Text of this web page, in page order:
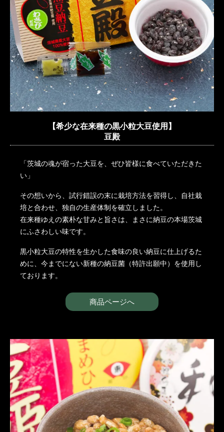
【希少な在来種の黒小粒大豆使用】
豆殿
「茨城の魂が宿った大豆を、ぜひ皆様に食べていただきた
い」
その想いから、試行錯誤の末に栽培方法を習得し、自社栽
培と合わせ、独自の生産体制を確立しました。
在来種ゆえの素朴な甘みと旨さは、まさに納豆の本場茨城
にふさわしい味です。
黒小粒大豆の特性を生かした食味の良い納豆に仕上げるた
めに、今までにない新種の納豆菌（特許出願中）を使用し
ております。
商品ページへ